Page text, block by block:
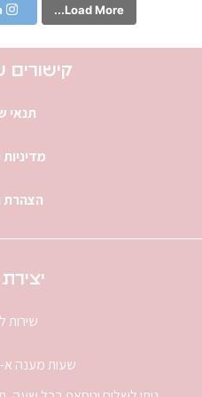
Load More...
קישורים
תנאי
הצהרת
שירות
שעות מענה א-ה 9:00-